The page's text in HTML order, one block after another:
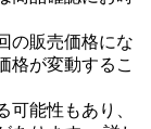
の販売価格にな
格が変動するこ
可能性もあり、